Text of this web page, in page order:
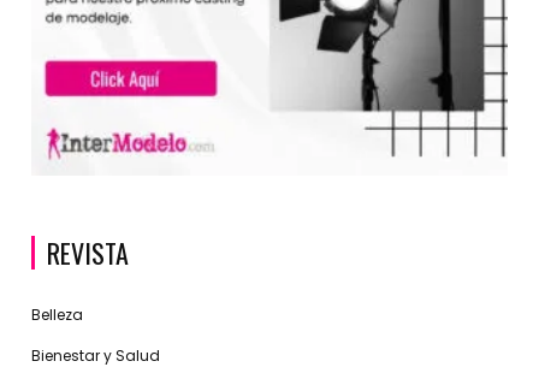
REVISTA
Belleza
Bienestar y Salud